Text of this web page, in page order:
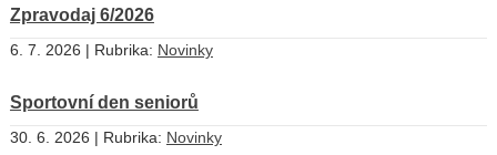
Zpravodaj 6/2026
6. 7. 2026 | Rubrika: Novinky
Sportovní den seniorů
30. 6. 2026 | Rubrika: Novinky